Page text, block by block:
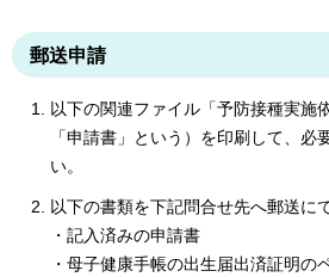
郵送申請
以下の関連ファイル「予防接種実施
「申請書」という）を印刷して、必
い。
以下の書類を下記問合せ先へ郵送に
・記入済みの申請書
・母子健康手帳の出生届出済証明の